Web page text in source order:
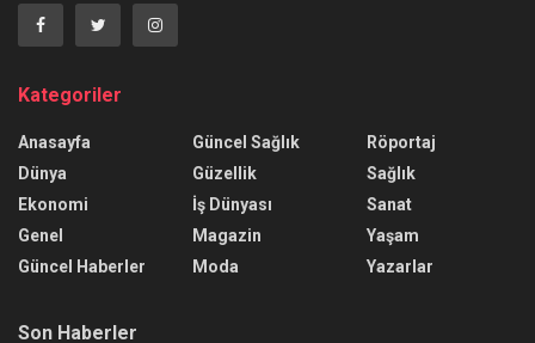
Kategoriler
Anasayfa
Dünya
Ekonomi
Genel
Güncel Haberler
Güncel Sağlık
Güzellik
İş Dünyası
Magazin
Moda
Röportaj
Sağlık
Sanat
Yaşam
Yazarlar
Son Haberler